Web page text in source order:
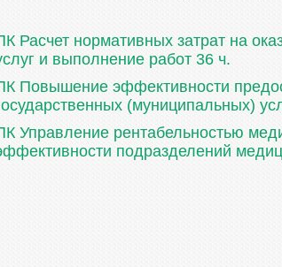
Расчет нормативных затрат на
и выполнение работ 36 ч.
Повышение эффективности
(муниципальных)
Управление рентабельностью
подразделений